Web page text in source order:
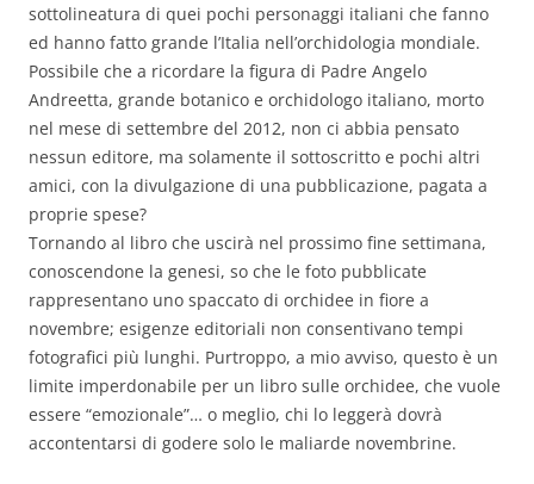
sottolineatura di quei pochi personaggi italiani che fanno
ed hanno fatto grande l’Italia nell’orchidologia mondiale.
Possibile che a ricordare la figura di Padre Angelo
Andreetta, grande botanico e orchidologo italiano, morto
nel mese di settembre del 2012, non ci abbia pensato
nessun editore, ma solamente il sottoscritto e pochi altri
amici, con la divulgazione di una pubblicazione, pagata a
proprie spese?
Tornando al libro che uscirà nel prossimo fine settimana,
conoscendone la genesi, so che le foto pubblicate
rappresentano uno spaccato di orchidee in fiore a
novembre; esigenze editoriali non consentivano tempi
fotografici più lunghi. Purtroppo, a mio avviso, questo è un
limite imperdonabile per un libro sulle orchidee, che vuole
essere “emozionale”… o meglio, chi lo leggerà dovrà
accontentarsi di godere solo le maliarde novembrine.